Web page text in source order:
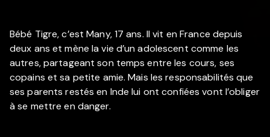
Bébé Tigre, c’est Many, 17 ans. Il vit en France depuis
deux ans et mène la vie d’un adolescent comme les
autres, partageant son temps entre les cours, ses
copains et sa petite amie. Mais les responsabilités que
ses parents restés en Inde lui ont confiées vont l’obliger
à se mettre en danger.